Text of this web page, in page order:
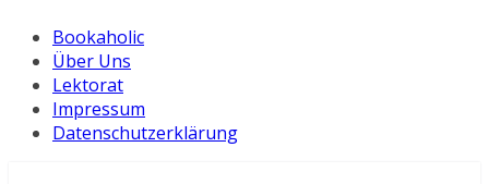
Bookaholic
Über Uns
Lektorat
Impressum
Datenschutzerklärung